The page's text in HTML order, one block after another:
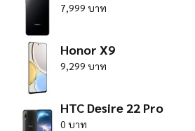
7,999 บาท
Honor X9
9,299 บาท
HTC Desire 22 Pro
0 บาท